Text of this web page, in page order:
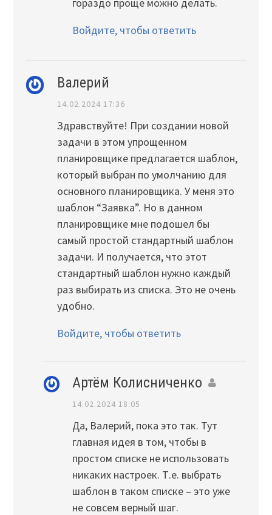
Войдите, чтобы ответить
Валерий
14.02.2024 17:36
Здравствуйте! При создании новой
задачи в этом упрощенном
планировщике предлагается шаблон,
который выбран по умолчанию для
основного планировщика. У меня это
шаблон “Заявка”. Но в данном
планировщике мне подошел бы
самый простой стандартный шаблон
задачи. И получается, что этот
стандартный шаблон нужно каждый
раз выбирать из списка. Это не очень
удобно.
Войдите, чтобы ответить
Артём Колисниченко
14.02.2024 18:05
Да, Валерий, пока это так. Тут
главная идея в том, чтобы в
простом списке не использовать
никаких настроек. Т.е. выбрать
шаблон в таком списке – это уже
не совсем верный шаг.